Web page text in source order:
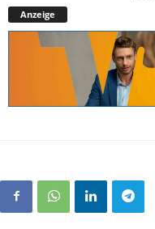
Anzeige